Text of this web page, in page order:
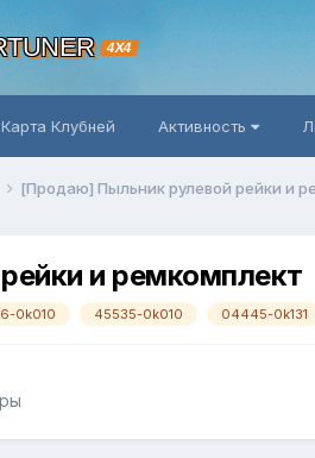
4X4
Карта Клубней Активность
[Продаю] Пыльник рулевой рейки и
и ремкомплект
0k010 45535-0k010 04445-0k131